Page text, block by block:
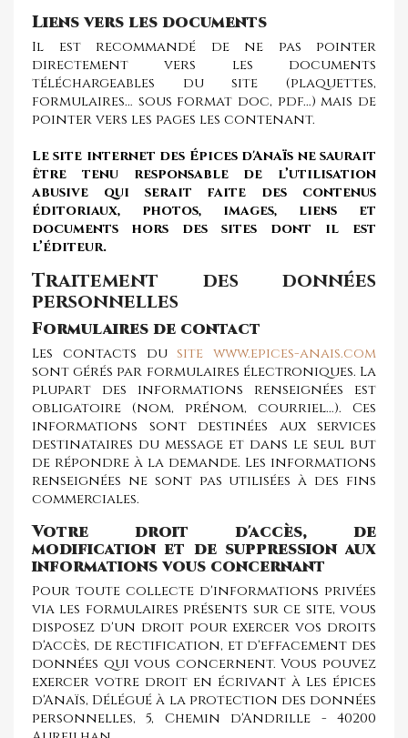
Liens vers les documents
Il est recommandé de ne pas pointer
directement vers les documents
téléchargeables du site (plaquettes,
formulaires… sous format doc, pdf…) mais de
pointer vers les pages les contenant.
Le site internet des Épices d'Anaïs ne saurait
être tenu responsable de l’utilisation
abusive qui serait faite des contenus
éditoriaux, photos, images, liens et
documents hors des sites dont il est
l’éditeur.
Traitement des données
personnelles
Formulaires de contact
Les contacts dusite www.epices-anais.com
sont gérés par formulaires électroniques. La
plupart des informations renseignées est
obligatoire (nom, prénom, courriel…). Ces
informations sont destinées aux services
destinataires du message et dans le seul but
de répondre à la demande. Les informations
renseignées ne sont pas utilisées à des fins
commerciales.
Votre droit d'accès, de
modification et de suppression aux
informations vous concernant
Pour toute collecte d'informations privées
via les formulaires présents sur ce site, vous
disposez d'un droit pour exercer vos droits
d'accès, de rectification, et d'effacement des
données qui vous concernent. Vous pouvez
exercer votre droit en écrivant à Les épices
d'Anaïs, Délégué à la protection des données
personnelles, 5, Chemin d'Andrille - 40200